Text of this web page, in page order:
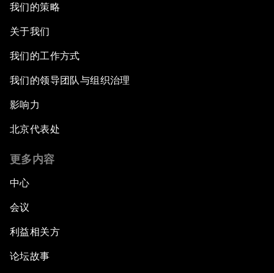
我们的策略
关于我们
我们的工作方式
我们的领导团队与组织治理
影响力
北京代表处
更多内容
中心
会议
利益相关方
论坛故事